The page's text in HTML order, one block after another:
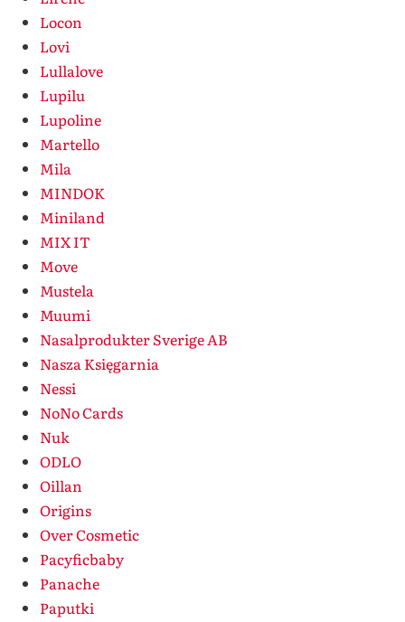
Locon
Lovi
Lullalove
Lupilu
Lupoline
Martello
Mila
MINDOK
Miniland
MIX IT
Move
Mustela
Muumi
Nasalprodukter Sverige AB
Nasza Księgarnia
Nessi
NoNo Cards
Nuk
ODLO
Oillan
Origins
Over Cosmetic
Pacyficbaby
Panache
Paputki